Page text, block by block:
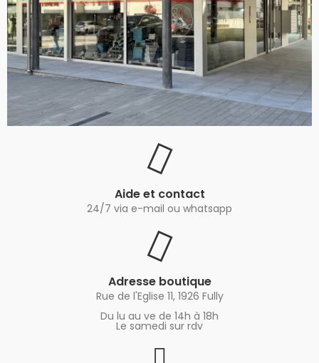
Aide et contact
24/7 via e-mail ou whatsapp
Adresse boutique
Rue de l'Eglise 11, 1926 Fully
Du lu au ve de 14h à 18h
Le samedi sur rdv